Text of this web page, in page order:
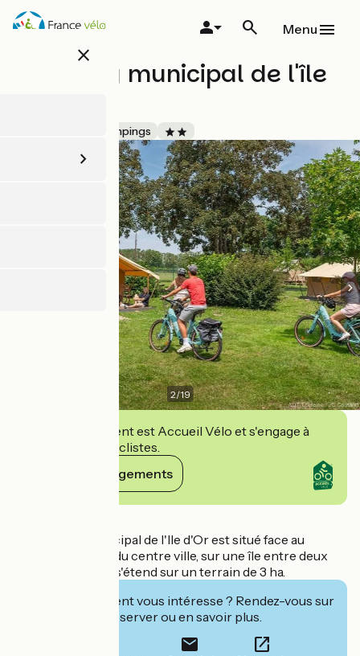
Aller
au
close
Menu
Camping municipal de l'île
Campings
2/19
Cet établissement est Accueil Vélo et s'engage à
accueillir des cyclistes.
Voir ses engagements
Le camping municipal de l'Ile d'Or est situé face au
château, à 400 m du centre ville, sur une île entre deux
bras de la Loire. Il s'étend sur un terrain de 3 ha.
Cet établissement vous intéresse ? Rendez-vous sur
leur site pour réserver ou en savoir plus.